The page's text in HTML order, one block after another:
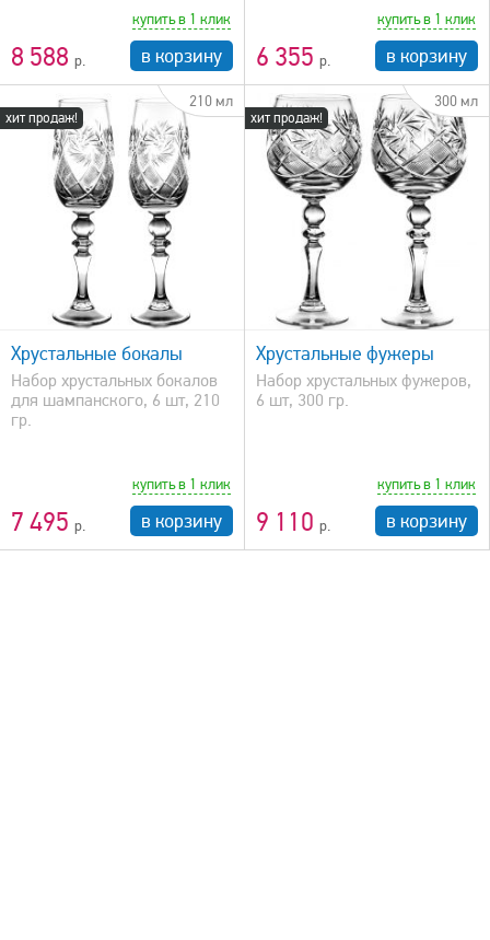
8 588
купить в 1 клик
в корзину 6 355
купить в 1 клик
в корзину
хит продаж!
210 мл
Хрустальные бокалы
Набор хрустальных бокалов
для шампанского, 6 шт, 210
гр.
7 495
купить в 1 клик
в корзину
хит продаж!
300 мл
быстрый просмотр
Хрустальные фужеры
Набор хрустальных фужеров,
6 шт, 300 гр.
9 110
купить в 1 клик
в корзину